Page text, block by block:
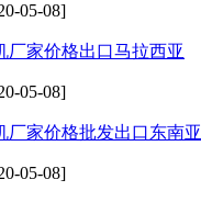
05-08]
厂家价格出口马拉西亚
05-08]
厂家价格批发出口东南亚
05-08]